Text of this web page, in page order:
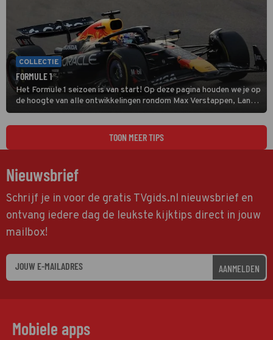
COLLECTIE
FORMULE 1
Het Formule 1 seizoen is van start! Op deze pagina houden we je op
de hoogte van alle ontwikkelingen rondom Max Verstappen, Lando
Norris en alle andere coureurs en GP's.
TOON MEER TIPS
Nieuwsbrief
Schrijf je in voor de gratis TVgids.nl nieuwsbrief en
ontvang iedere dag de leukste kijktips direct in jouw
mailbox!
AANMELDEN
Mobiele apps